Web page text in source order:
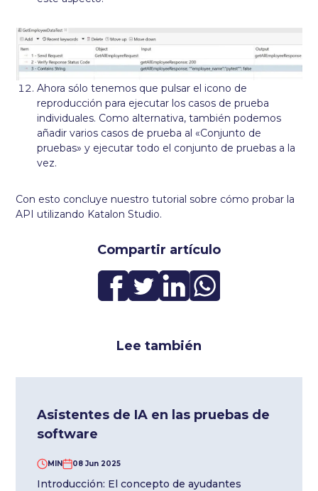
Compartir artículo
Ahora sólo tenemos que pulsar el icono de
reproducción para ejecutar los casos de prueba
individuales. Como alternativa, también podemos
añadir varios casos de prueba al «Conjunto de
pruebas» y ejecutar todo el conjunto de pruebas a la
vez.
Con esto concluye nuestro tutorial sobre cómo probar la
API utilizando Katalon Studio.
Lee también
Asistentes de IA en las pruebas de
software
MIN 08 Jun 2025
Introducción: El concepto de ayudantes